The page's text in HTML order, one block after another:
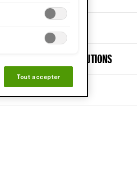
& MESURES DE PRÉCAUTIONS
Tout accepter